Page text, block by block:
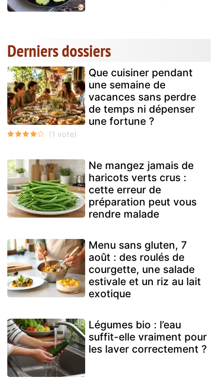
Derniers dossiers
Que cuisiner pendant
une semaine de
vacances sans perdre
de temps ni dépenser
une fortune ?
Ne mangez jamais de
haricots verts crus :
cette erreur de
préparation peut vous
rendre malade
Menu sans gluten, 7
août : des roulés de
courgette, une salade
estivale et un riz au lait
exotique
Légumes bio : l’eau
suffit-elle vraiment pour
les laver correctement ?